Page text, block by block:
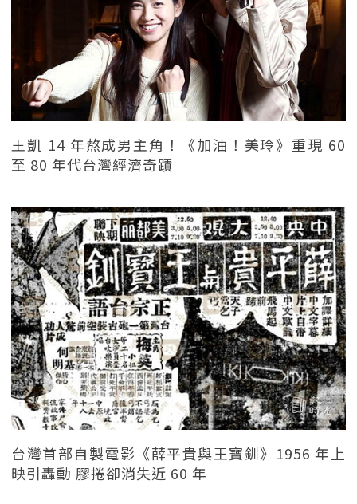
王凱 14 年熬成男主角！《加油！美玲》重現 60
至 80 年代台灣經濟奇蹟
台灣首部自製電影《薛平貴與王寶釧》1956 年上
映引轟動 膠捲卻消失近 60 年